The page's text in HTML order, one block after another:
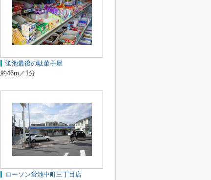
蛍池最後の駄菓子屋
約46m／1分
ローソン蛍池中町三丁目店